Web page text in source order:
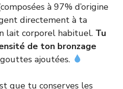
à 97% d’origine
directement à ta
lait corporel habituel. Tu
de ton bronzage
ajoutées.
que tu conserves les